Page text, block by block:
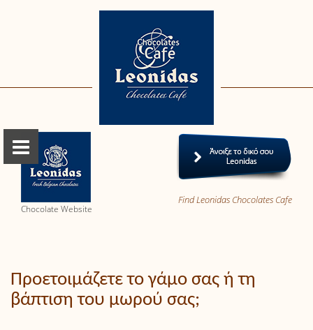
Chocolate Website
Find Leonidas Chocolates Cafe
Προετοιμάζετε το γάμο σας ή τη
βάπτιση του μωρού σας;